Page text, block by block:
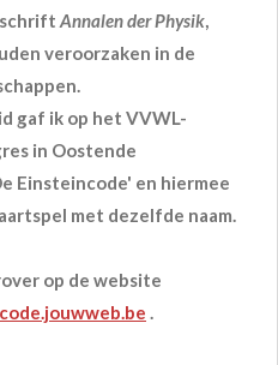
Annalen der Physik,
veroorzaken in de
gaf ik op het VVWL-
in Oostende
Einsteincode' en hiermee
met dezelfde naam.
op de website
.